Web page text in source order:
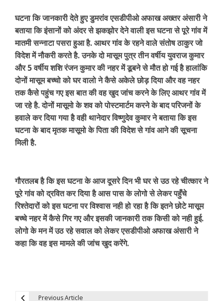
घटना कि जानकारी देते हुए डुमरांव एसडीपीओ अफाख अख्तर अंसारी ने
बताया कि इंसानों को अंदर से झकझोर देने वाली इस घटना से पूरे गांव में
मातमी सन्नाटा पसरा हुआ है. आथर गांव के रहने वाले संतोष ठाकुर जो
विदेश में नौकरी करते है. उनके दो मासूम पुत्र तीन वर्षीय युवराज कुमार
और 5 वर्षीय शशि रंजन कुमार की नहर में डूबने से मौत हो गई है हालांकि
दोनों मासूम बच्चो को घर वालो ने कैसे अकेले छोड़ दिया और वह नहर
तक कैसे पहुंच गए इस बात की वह खुद जांच करने के लिए आथर गांव में
जा रहे है. दोनों मासूमो के शव को पोस्टमार्टम करने के बाद परिजनों के
हवाले कर दिया गया है वही थानेदार विष्णुदेव कुमार ने बताया कि इस
घटना के बाद मृतक मासूमो के पिता की विदेश से गांव आने की सूचना
मिली है.
गौरतलब है कि इस घटना के आज दूसरे दिन भी घर से उठ रहे चीत्कार ने
पूरे गांव को द्रवित कर दिया है आस पास के लोगो से लेकर पहुँचे
रिश्तेदारों को इस घटना पर विश्वास नही हो रहा है कि इतने छोटे मासूम
बच्चे नहर में कैसे गिर गए और इसकी जानकारी तक किसी को नही हुई.
लोगो के मन में उठ रहे सवाल को लेकर एसडीपीओ अफाख अंसारी ने
कहा कि वह इस मामले की जांच खुद करेंगे.
Previous Article